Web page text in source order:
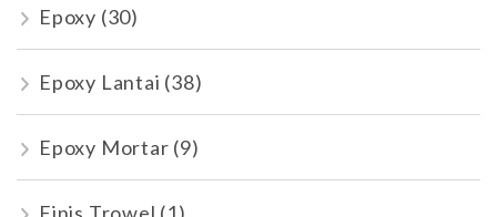
Epoxy (30)
Epoxy Lantai (38)
Epoxy Mortar (9)